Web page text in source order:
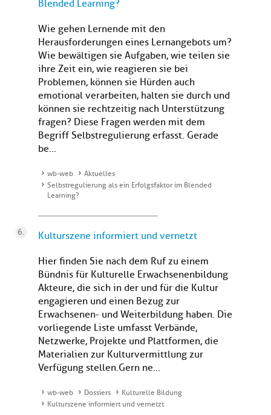
Blended Learning?
Wie gehen Lernende mit den
Herausforderungen eines Lernangebots um?
Wie bewältigen sie Aufgaben, wie teilen sie
ihre Zeit ein, wie reagieren sie bei
Problemen, können sie Hürden auch
emotional verarbeiten, halten sie durch und
können sie rechtzeitig nach Unterstützung
fragen? Diese Fragen werden mit dem
Begriff Selbstregulierung erfasst. Gerade
be...
wb-web
Aktuelles
Selbstregulierung als ein Erfolgsfaktor im Blended
Learning?
Kulturszene informiert und vernetzt
Hier finden Sie nach dem Ruf zu einem
Bündnis für Kulturelle Erwachsenenbildung
Akteure, die sich in der und für die Kultur
engagieren und einen Bezug zur
Erwachsenen- und Weiterbildung haben. Die
vorliegende Liste umfasst Verbände,
Netzwerke, Projekte und Plattformen, die
Materialien zur Kulturvermittlung zur
Verfügung stellen.Gern ne...
wb-web Dossiers
Kulturelle Bildung
Kulturszene informiert und vernetzt